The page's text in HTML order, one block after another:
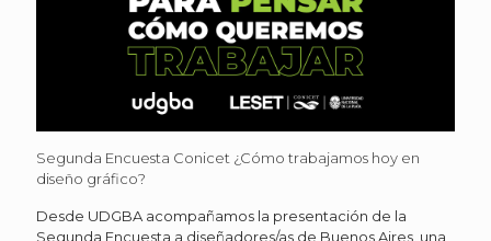
Segunda Encuesta Conicet ¿Cómo trabajamos hoy en
diseño gráfico?
Desde UDGBA acompañamos la presentación de la
Segunda Encuesta a diseñadores/as de Buenos Aires, una